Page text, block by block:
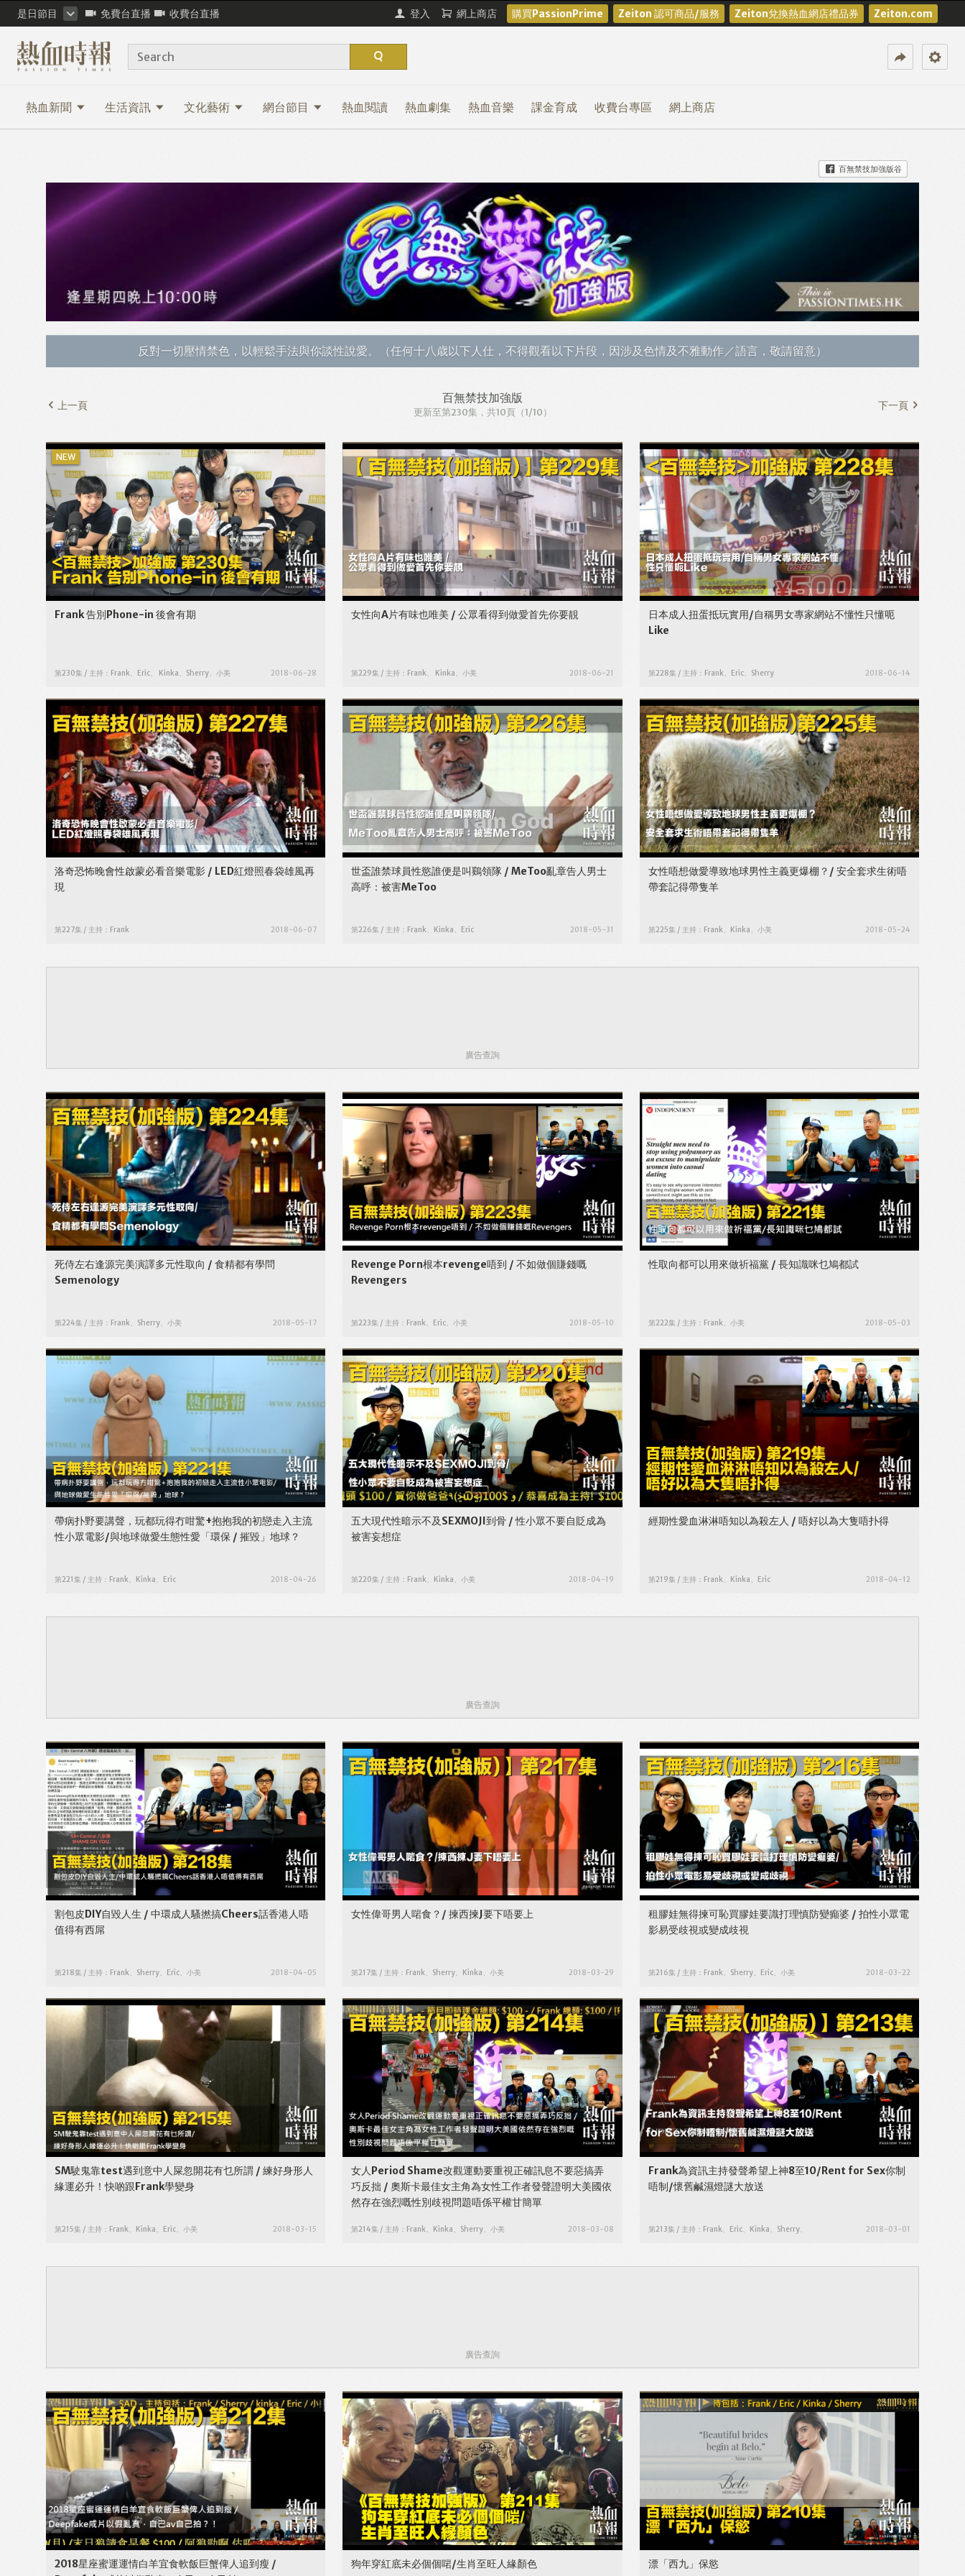
是日節目 免費台直播 收費台直播 登入 網上商店 購買PassionPrime Zeiton 認可商品/服務 Zeiton兌換熱血網店禮品券 Zeiton.com
熱血新聞 生活資訊 文化藝術 網台節目 熱血閱讀 熱血劇集 熱血音樂 課金育成 收費台專區 網上商店
Search
反對一切壓情禁色，以輕鬆手法與你談性說愛。（任何十八歳以下人仕，不得觀看以下片段，因涉及色情及不雅動作／語言，敬請留意）
百無禁技加強版谷
上一頁 下一頁
百無禁技加強版
更新至第230集 ，共10頁（1/10）
Frank 告別Phone-in 後會有期
第230集 / 主持：Frank、Eric、 Kinka、Sherry、小美 2018-06-28
女性向A片有味也唯美 / 公眾看得到做愛首先你要靚
第229集 / 主持：Frank、 Kinka、小美 2018-06-21
日本成人扭蛋抵玩實用/自稱男女專家網站不懂性只懂呃
Like
第228集 / 主持：Frank、Eric、Sherry 2018-06-14
洛奇恐怖晚會性啟蒙必看音樂電影 / LED紅燈照春袋雄風再
現
第227集 / 主持：Frank 2018-06-07
世盃誰禁球員性慾誰便是叫鷄領隊 / MeToo亂章告人男士
高呼：被害MeToo
第226集 / 主持：Frank、Kinka、Eric 2018-05-31
女性唔想做愛導致地球男性主義更爆棚？/ 安全套求生術唔
帶套記得帶隻羊
第225集 / 主持：Frank、Kinka、小美 2018-05-24
廣告查詢
死侍左右逢源完美演譯多元性取向 / 食精都有學問
Semenology
第224集 / 主持：Frank、Sherry、小美 2018-05-17
Revenge Porn根本revenge唔到 / 不如做個賺錢嘅
Revengers
第223集 / 主持：Frank、Eric、小美 2018-05-10
性取向都可以用來做祈福黨 / 長知識咪乜鳩都試
第222集 / 主持：Frank、小美 2018-05-03
帶病扑野要講聲，玩都玩得冇咁驚+抱抱我的初戀走入主流
性小眾電影/與地球做愛生態性愛「環保 / 摧毀」地球？
第221集 / 主持：Frank、Kinka、Eric 2018-04-26
五大現代性暗示不及SEXMOJI到骨 / 性小眾不要自貶成為
被害妄想症
第220集 / 主持：Frank、Kinka、小美 2018-04-19
經期性愛血淋淋唔知以為殺左人 / 唔好以為大隻唔扑得
第219集 / 主持：Frank、Kinka、Eric 2018-04-12
廣告查詢
割包皮DIY自毀人生 / 中環成人騷撚搞Cheers話香港人唔
值得有西屌
第218集 / 主持：Frank、Sherry、Eric、小美 2018-04-05
女性偉哥男人啱食？/ 揀西揀J要下唔要上
第217集 / 主持：Frank、Sherry、Kinka、小美 2018-03-29
租膠娃無得揀可恥買膠娃要識打理慎防變癲婆 / 拍性小眾電
影易受歧視或變成歧視
第216集 / 主持：Frank、Sherry、Eric、小美 2018-03-22
SM駛鬼靠test遇到意中人屎忽開花有乜所謂 / 練好身形人
緣運必升！快啲跟Frank學變身
第215集 / 主持：Frank、Kinka、Eric、小美 2018-03-15
女人Period Shame改觀運動要重視正確訊息不要惡搞弄
巧反拙 / 奧斯卡最佳女主角為女性工作者發聲證明大美國依
然存在強烈嘅性別歧視問題唔係平權甘簡單
第214集 / 主持：Frank、Kinka、Sherry、小美 2018-03-08
Frank為資訊主持發聲希望上神8至10/Rent for Sex你制
唔制/懷舊鹹濕燈謎大放送
第213集 / 主持：Frank、Eric、Kinka、Sherry、 2018-03-01
廣告查詢
2018星座蜜運運情白羊宜食軟飯巨蟹俾人追到瘦 /
狗年穿紅底未必個個啱/生肖至旺人緣顏色 漂「西九」保慾